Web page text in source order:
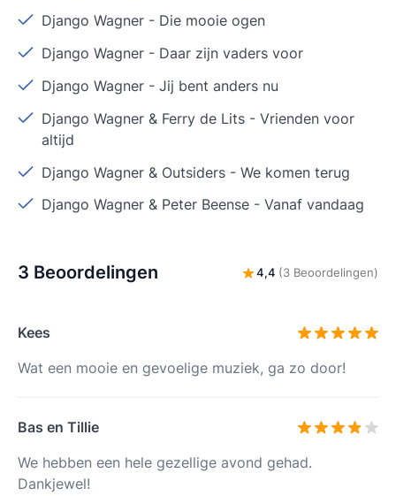
Django Wagner - Die mooie ogen
Django Wagner - Daar zijn vaders voor
Django Wagner -Jij bent anders nu
Django Wagner & Ferry de Lits -Vrienden voor
altijd
Django Wagner & Outsiders -We komen terug
Django Wagner & Peter Beense -Vanaf vandaag
3 Beoordelingen 4,4 (3 Beoordelingen)
Kees
Wat een mooie en gevoelige muziek, ga zo door!
Bas en Tillie
We hebben een hele gezellige avond gehad.
Dankjewel!